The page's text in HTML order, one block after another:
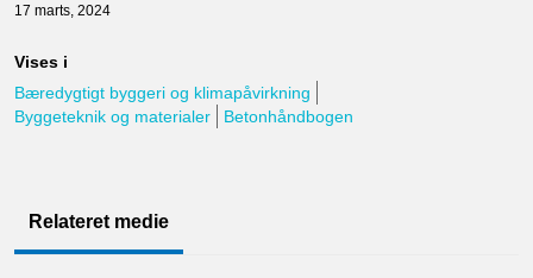
17 marts, 2024
Vises i
Bæredygtigt byggeri og klimapåvirkning
Byggeteknik og materialer
Betonhåndbogen
Relateret medie